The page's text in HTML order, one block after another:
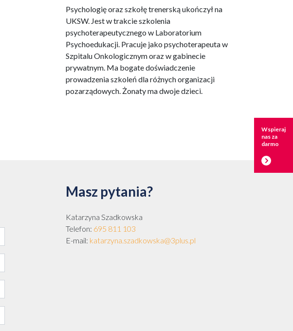
Psychologię oraz szkołę trenerską ukończył na
UKSW. Jest w trakcie szkolenia
psychoterapeutycznego w Laboratorium
Psychoedukacji. Pracuje jako psychoterapeuta w
Szpitalu Onkologicznym oraz w gabinecie
prywatnym. Ma bogate doświadczenie
prowadzenia szkoleń dla różnych organizacji
pozarządowych. Żonaty ma dwoje dzieci.
Masz pytania?
Katarzyna Szadkowska
Telefon: 695 811 103
E-mail: katarzyna.szadkowska@3plus.pl
Wspieraj
nas za
darmo